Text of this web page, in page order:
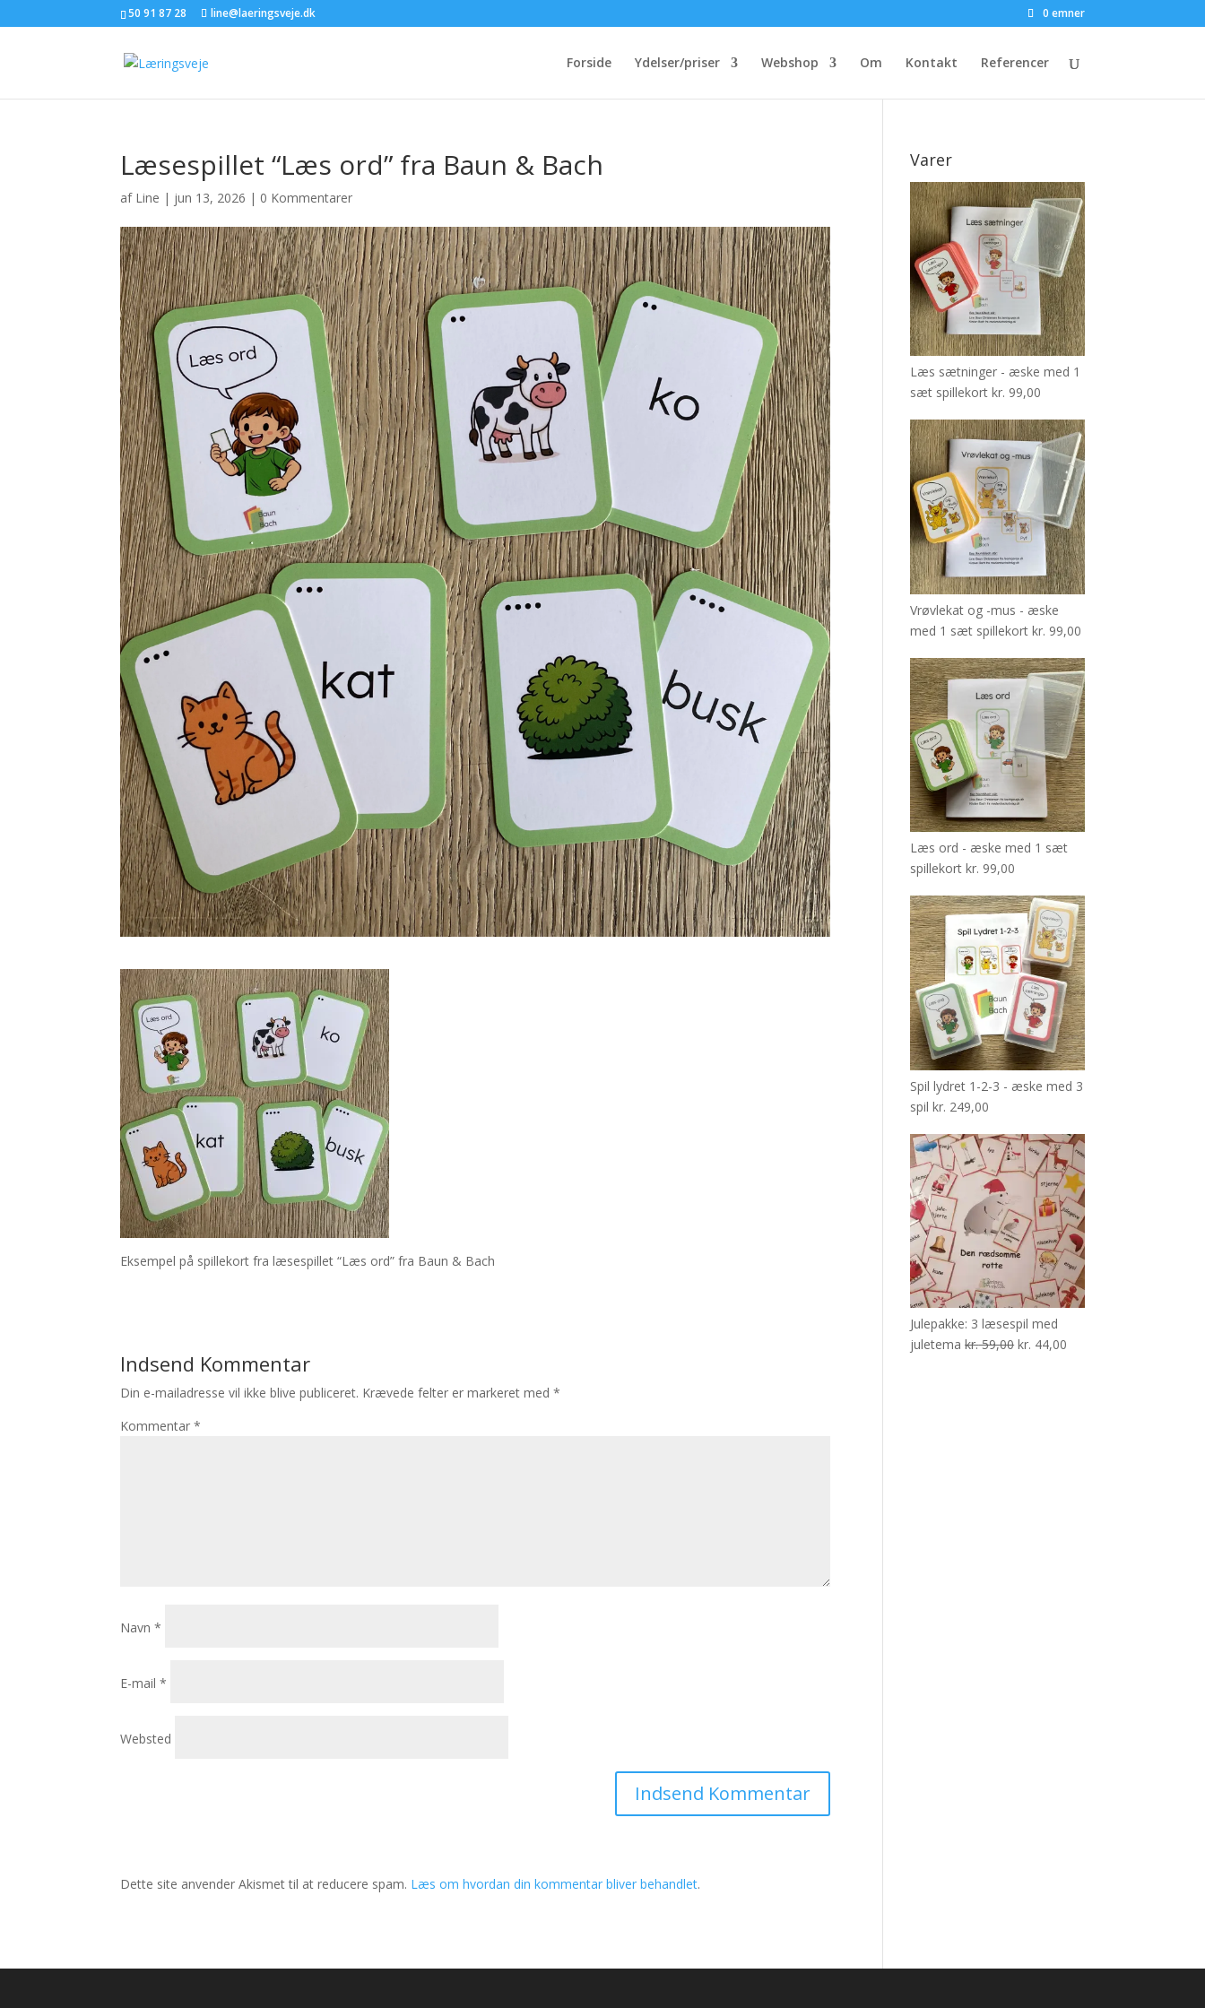
50 91 87 28 line@laeringsveje.dk 0 emner
Forside Ydelser/priser Webshop Om Kontakt Referencer
Læsespillet “Læs ord” fra Baun & Bach
af Line | jun 13, 2026 | 0 Kommentarer
Eksempel på spillekort fra læsespillet “Læs ord” fra Baun & Bach
Indsend Kommentar
Din e-mailadresse vil ikke blive publiceret. Krævede felter er markeret med*
Kommentar*
Navn*
E-mail*
Websted
Dette site anvender Akismet til at reducere spam. Læs om hvordan din kommentar bliver behandlet.
Varer
Læs sætninger - æske med 1
sæt spillekort kr. 99,00
Vrøvlekat og -mus - æske
med 1 sæt spillekort kr. 99,00
Læs ord - æske med 1 sæt
spillekort kr. 99,00
Spil lydret 1-2-3 - æske med 3
spil kr. 249,00
Julepakke: 3 læsespil med
juletema kr.59,00 Den
kr. 44,00